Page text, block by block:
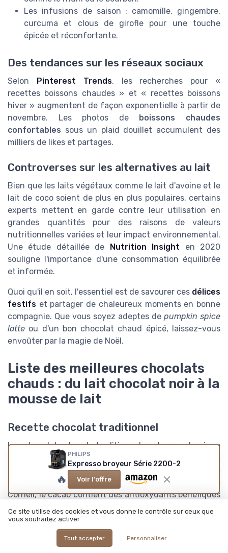
Les infusions de saison : camomille, gingembre,
curcuma et clous de girofle pour une touche
épicée et réconfortante.
Des tendances sur les réseaux sociaux
Selon Pinterest Trends, les recherches pour «
recettes boissons chaudes » et « recettes boissons
hiver » augmentent de façon exponentielle à partir de
novembre. Les photos de
boissons chaudes
confortables sous un plaid douillet accumulent des
milliers de likes et partages.
Controverses sur les alternatives au lait
Bien que les laits végétaux comme le lait d'avoine et le
lait de coco soient de plus en plus populaires, certains
experts mettent en garde contre leur utilisation en
grandes quantités pour des raisons de valeurs
nutritionnelles variées et leur impact environnemental.
Une étude détaillée de Nutrition Insight en 2020
souligne l'importance d'une consommation équilibrée
et informée.
Quoi qu'il en soit, l'essentiel est de savourer ces délices
festifs et partager de chaleureux moments en bonne
compagnie. Que vous soyez adeptes de pumpkin spice
latte ou d'un bon chocolat chaud épicé, laissez-vous
envoûter par la magie de Noël.
Liste des meilleures chocolats
chauds : du lait chocolat noir à la
mousse de lait
Recette chocolat traditionnel
Le chocolat chaud traditionnel est un classique
indémodable. Utilisé par les grands chefs et les
gourmands depuis des siècles, il réchauffe les cœurs
en hiver. Selon une étude réalisée par l'Université de
Cornell, le cacao contient des antioxydants bénéfiques
pour la santé
[source]. La recette classique nécessite
du lait entier, du cacao en poudre non sucré, du sucre
et une pincée de sel. Faites chauffer le lait, ajoutez le
cacao et le sucre tout en remuant, et laissez mijoter
PHILIPS
Expresso broyeur Série 2200-2
🔥 Voir l'offre
Ce site utilise des cookies et vous donne le contrôle sur ceux que
vous souhaitez activer
Tout accepter Personnaliser